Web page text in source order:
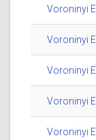
Voroninyi
Voroninyi
Voroninyi
Voroninyi
Voroninyi